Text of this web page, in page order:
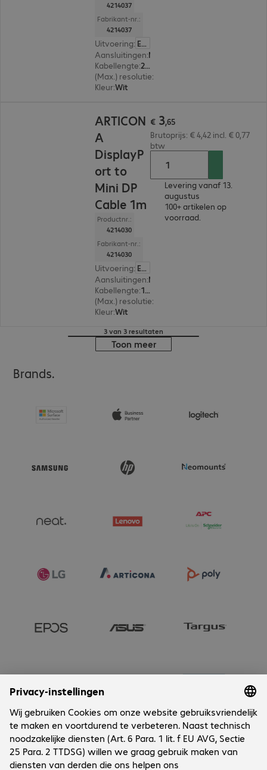
4214037
Fabrikant-nr.:
4214037
Uitvoering: Europa
Aansluitingen:
Kabellengte: 2 m
(Max.) resolutie:
Kleur:Wit
ARTICON
A
DisplayP
ort to
Mini DP
Cable 1m
Productnr.:
4214030
Fabrikant-nr.:
4214030
Uitvoering: Europa
Aansluitingen:
Kabellengte: 1 m
(Max.) resolutie:
Kleur:Wit
€ 3,65
Brutoprijs: € 4,42 incl. € 0,77
btw
Levering vanaf 13.
augustus
100+ artikelen op
voorraad.
3 van 3 resultaten
Toon meer
Brands.